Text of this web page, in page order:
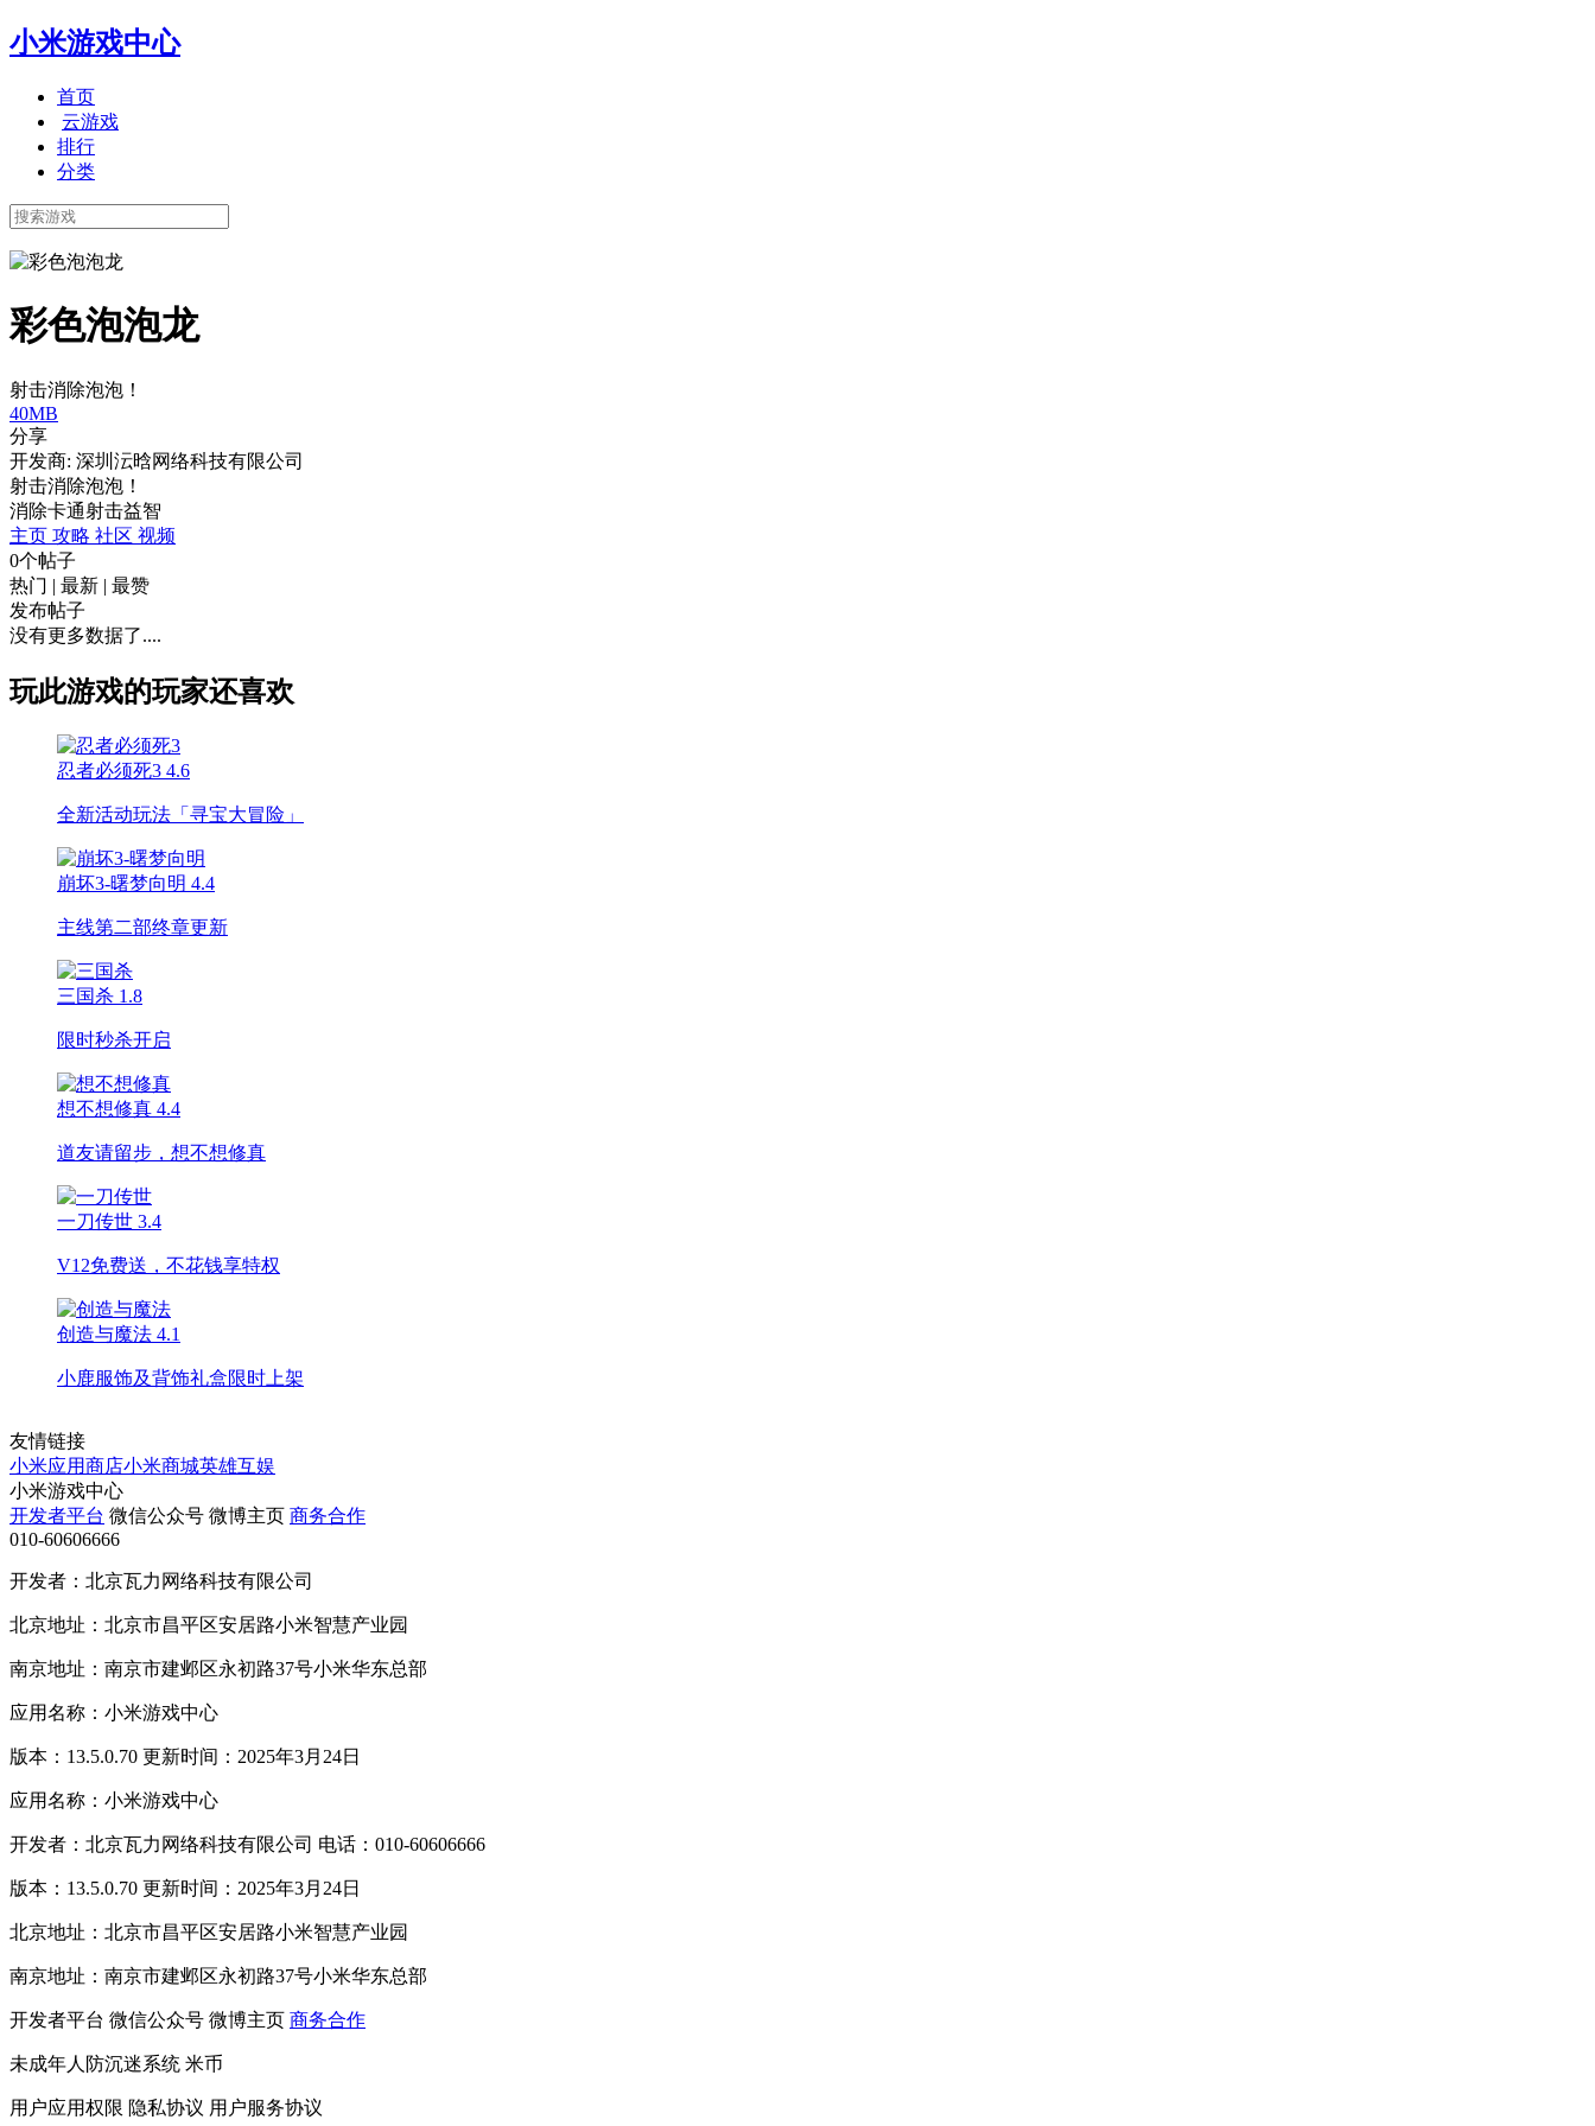
小米游戏中心
首页
云游戏
排行
分类
彩色泡泡龙
射击消除泡泡！
40MB
分享
开发商: 深圳沄晗网络科技有限公司
射击消除泡泡！
消除卡通射击益智
主页 攻略 社区 视频
0个帖子
热门 | 最新 | 最赞
发布帖子
没有更多数据了....
玩此游戏的玩家还喜欢
忍者必须死3 4.6
全新活动玩法「寻宝大冒险」
崩坏3-曙梦向明 4.4
主线第二部终章更新
三国杀 1.8
限时秒杀开启
想不想修真 4.4
道友请留步，想不想修真
一刀传世 3.4
V12免费送，不花钱享特权
创造与魔法 4.1
小鹿服饰及背饰礼盒限时上架
友情链接
小米应用商店小米商城英雄互娱
小米游戏中心
开发者平台 微信公众号 微博主页 商务合作
010-60606666
开发者：北京瓦力网络科技有限公司
北京地址：北京市昌平区安居路小米智慧产业园
南京地址：南京市建邺区永初路37号小米华东总部
应用名称：小米游戏中心
版本：13.5.0.70 更新时间：2025年3月24日
应用名称：小米游戏中心
开发者：北京瓦力网络科技有限公司 电话：010-60606666
版本：13.5.0.70 更新时间：2025年3月24日
北京地址：北京市昌平区安居路小米智慧产业园
南京地址：南京市建邺区永初路37号小米华东总部
开发者平台 微信公众号 微博主页 商务合作
未成年人防沉迷系统 米币
用户应用权限 隐私协议 用户服务协议